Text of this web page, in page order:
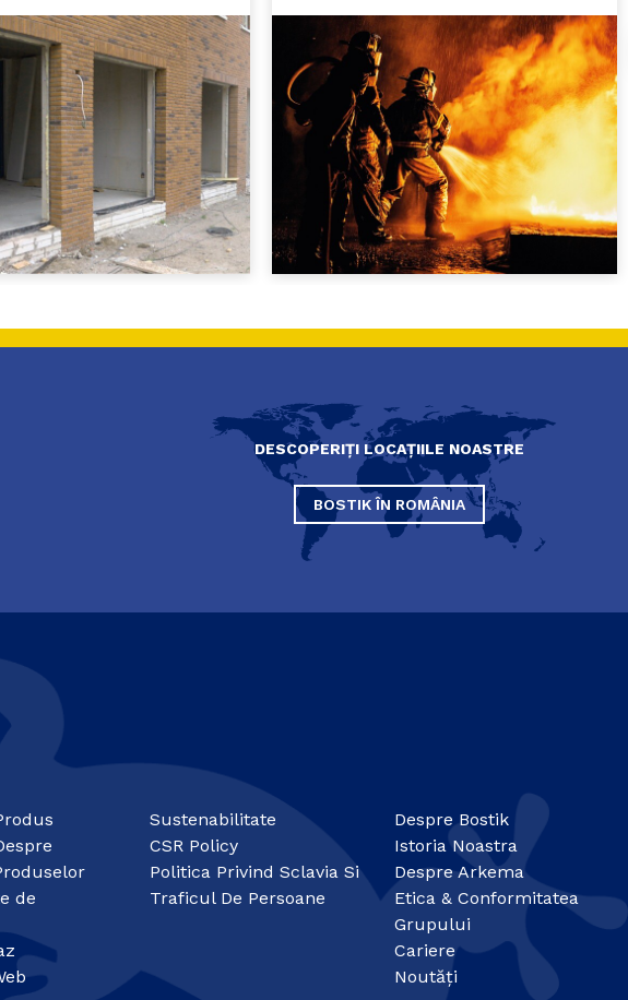
DESCOPERIȚI LOCAȚIILE NOASTRE
BOSTIK ÎN ROMÂNIA
de
Sustenabilitate
CSR Policy
Politica Privind Sclavia Si
Traficul De Persoane
Despre Bostik
Istoria Noastra
Despre Arkema
Etica & Conformitatea
Grupului
Cariere
Noutăți